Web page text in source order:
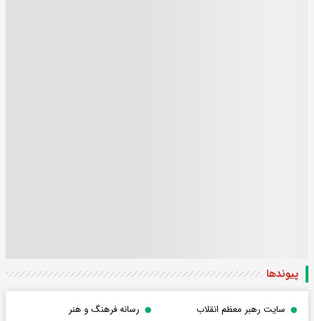
پیوندها
سایت رهبر معظم انقلاب
رسانه فرهنگ و هنر